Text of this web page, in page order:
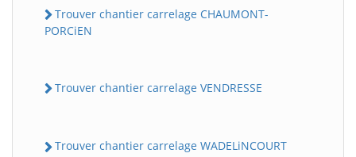
Trouver chantier carrelage CHAUMONT-
PORCiEN
Trouver chantier carrelage VENDRESSE
Trouver chantier carrelage WADELiNCOURT